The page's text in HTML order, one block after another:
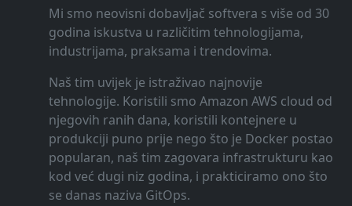
Mi smo neovisni dobavljač softvera s više od 30
godina iskustva u različitim tehnologijama,
industrijama, praksama i trendovima.
Naš tim uvijek je istraživao najnovije
tehnologije. Koristili smo Amazon AWS cloud od
njegovih ranih dana, koristili kontejnere u
produkciji puno prije nego što je Docker postao
popularan, naš tim zagovara infrastrukturu kao
kod već dugi niz godina, i prakticiramo ono što
se danas naziva GitOps.